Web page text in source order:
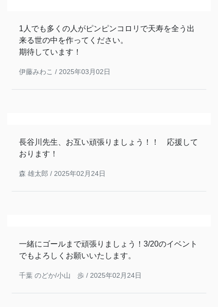
1人でも多くの人がピンピンコロリで天寿を全う出
来る世の中を作ってください。
期待しています！
伊藤みわこ / 2025年03月02日
長谷川先生、お互い頑張りましょう！！ 応援して
おります！
森 雄太郎 / 2025年02月24日
一緒にゴールまで頑張りましょう！3/20のイベント
でもよろしくお願いいたします。
千葉 のどか/小山 歩 / 2025年02月24日